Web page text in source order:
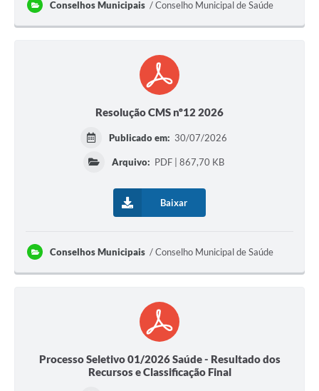
Conselhos Municipais Conselho Municipal de Saúde
Resolução CMS nº12 2026
Publicado em: 30/07/2026
Arquivo: PDF | 867,70 KB
Baixar
Conselhos Municipais Conselho Municipal de Saúde
Processo Seletivo 01/2026 Saúde - Resultado dos
Recursos e Classificação Final